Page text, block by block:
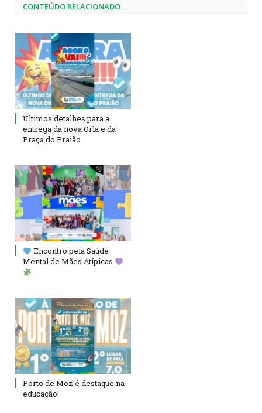
CONTEÚDO RELACIONADO
Últimos detalhes para a
entrega da nova Orla e da
Praça do Praião
Encontro pela Saúde
Mental de Mães Atípicas
Porto de Moz é destaque na
educação!